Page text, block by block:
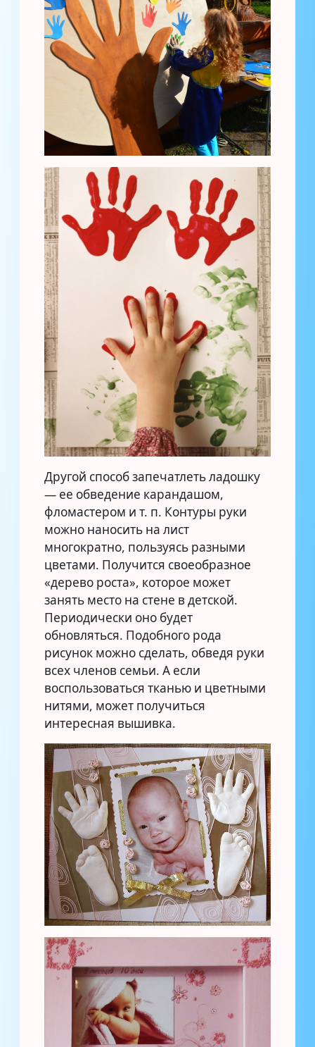
Другой способ запечатлеть ладошку
— ее обведение карандашом,
фломастером и т. п. Контуры руки
можно наносить на лист
многократно, пользуясь разными
цветами. Получится своеобразное
«дерево роста», которое может
занять место на стене в детской.
Периодически оно будет
обновляться. Подобного рода
рисунок можно сделать, обведя руки
всех членов семьи. А если
воспользоваться тканью и цветными
нитями, может получиться
интересная вышивка.